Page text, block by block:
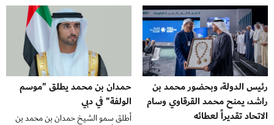
رئيس الدولة، وبحضور محمد بن
راشد، يمنح محمد القرقاوي وسام
الاتحاد تقديراً لعطائه
حمدان بن محمد يطلق "موسم
الولفة" في دبي
أطلق سمو الشيخ حمدان بن محمد بن